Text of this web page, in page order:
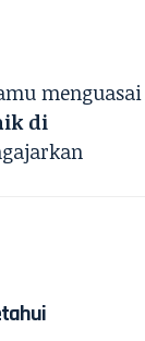
menguasai
di